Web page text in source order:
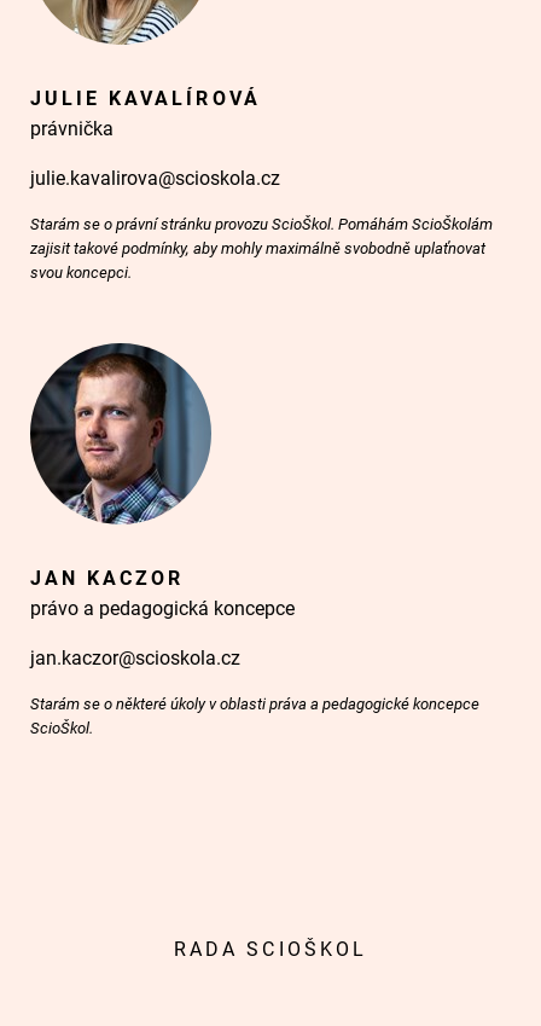
JULIE KAVALÍROVÁ
právnička
julie.kavalirova@scioskola.cz
Starám se o právní stránku provozu ScioŠkol. Pomáhám ScioŠkolám
zajisit takové podmínky, aby mohly maximálně svobodně uplaťnovat
svou koncepci.
JAN KACZOR
právo a pedagogická koncepce
jan.kaczor@scioskola.cz
Starám se o některé úkoly v oblasti práva a pedagogické koncepce
ScioŠkol.
RADA SCIOŠKOL